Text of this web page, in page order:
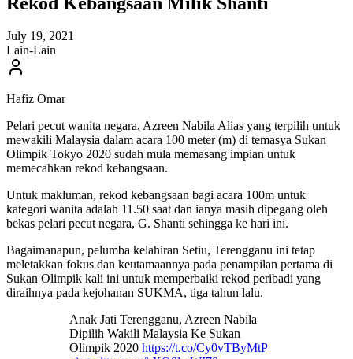
July 19, 2021
Lain-Lain
Hafiz Omar
Pelari pecut wanita negara, Azreen Nabila Alias yang terpilih untuk
mewakili Malaysia dalam acara 100 meter (m) di temasya Sukan
Olimpik Tokyo 2020 sudah mula memasang impian untuk
memecahkan rekod kebangsaan.
Untuk makluman, rekod kebangsaan bagi acara 100m untuk
kategori wanita adalah 11.50 saat dan ianya masih dipegang oleh
bekas pelari pecut negara, G. Shanti sehingga ke hari ini.
Bagaimanapun, pelumba kelahiran Setiu, Terengganu ini tetap
meletakkan fokus dan keutamaannya pada penampilan pertama di
Sukan Olimpik kali ini untuk memperbaiki rekod peribadi yang
diraihnya pada kejohanan SUKMA, tiga tahun lalu.
Anak Jati Terengganu, Azreen Nabila
Dipilih Wakili Malaysia Ke Sukan
Olimpik 2020 https://t.co/Cy0vTByMtP